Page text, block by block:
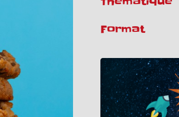
Format